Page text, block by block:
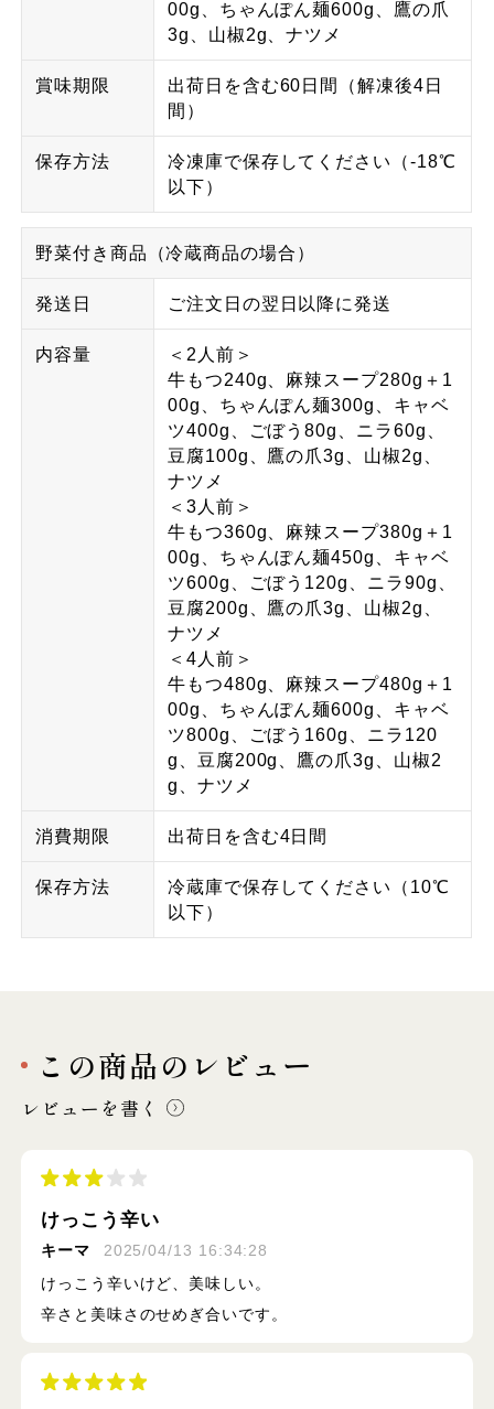
00g、ちゃんぽん麺600g、鷹の爪
3g、山椒2g、ナツメ
賞味期限
出荷日を含む60日間（解凍後4日
間）
保存方法
冷凍庫で保存してください（-18℃
以下）
野菜付き商品（冷蔵商品の場合）
発送日 ご注文日の翌日以降に発送
内容量
＜2人前＞
牛もつ240g、麻辣スープ280g＋1
00g、ちゃんぽん麺300g、キャベ
ツ400g、ごぼう80g、ニラ60g、
豆腐100g、鷹の爪3g、山椒2g、
ナツメ
＜3人前＞
牛もつ360g、麻辣スープ380g＋1
00g、ちゃんぽん麺450g、キャベ
ツ600g、ごぼう120g、ニラ90g、
豆腐200g、鷹の爪3g、山椒2g、
ナツメ
＜4人前＞
牛もつ480g、麻辣スープ480g＋1
00g、ちゃんぽん麺600g、キャベ
ツ800g、ごぼう160g、ニラ120
g、豆腐200g、鷹の爪3g、山椒2
g、ナツメ
消費期限 出荷日を含む4日間
保存方法
冷蔵庫で保存してください（10℃
以下）
この商品のレビュー
レビューを書く
けっこう辛い
キーマ
2025/04/13 16:34:28
けっこう辛いけど、美味しい。
辛さと美味さのせめぎ合いです。